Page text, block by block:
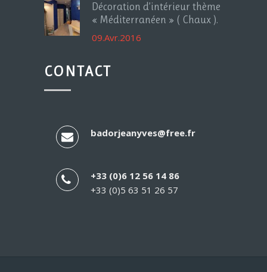
Décoration d’intérieur thème
« Méditerranéen » ( Chaux ).
09.Avr.2016
CONTACT
badorjeanyves@free.fr
+33 (0)6 12 56 14 86
+33 (0)5 63 51 26 57